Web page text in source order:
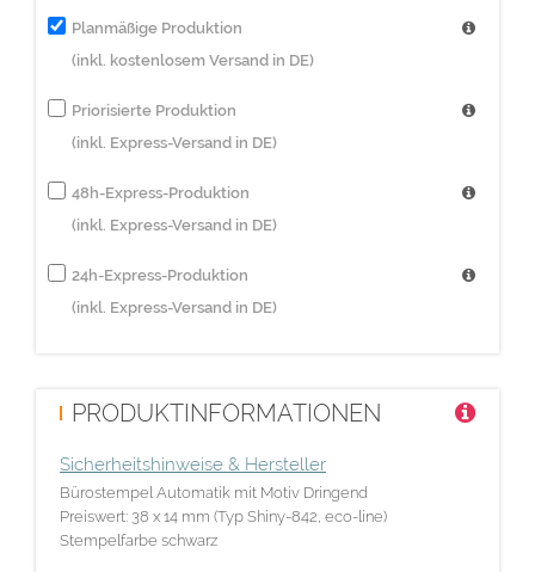
Planmäßige Produktion
(inkl. kostenlosem Versand in DE)
Priorisierte Produktion
(inkl. Express-Versand in DE)
48h-Express-Produktion
(inkl. Express-Versand in DE)
24h-Express-Produktion
(inkl. Express-Versand in DE)
PRODUKTINFORMATIONEN
Sicherheitshinweise & Hersteller
Bürostempel Automatik mit Motiv Dringend
Preiswert: 38 x 14 mm (Typ Shiny-842, eco-line)
Stempelfarbe schwarz